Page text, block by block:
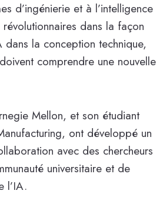
d’ingénierie et à l’intelligence
dans la façon
la conception technique,
comprendre une nouvelle
Mellon, et son étudiant
ont développé un
avec des chercheurs
universitaire et de
l’IA.